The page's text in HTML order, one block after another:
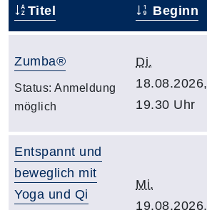
Titel Beginn
Zumba®
Status: Anmeldung
möglich
Di.
18.08.2026,
19.30 Uhr
Entspannt und
beweglich mit
Yoga und Qi
Mi.
19.08.2026,